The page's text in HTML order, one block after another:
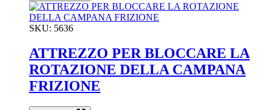
SKU: 5636
ATTREZZO PER BLOCCARE LA
ROTAZIONE DELLA CAMPANA
FRIZIONE